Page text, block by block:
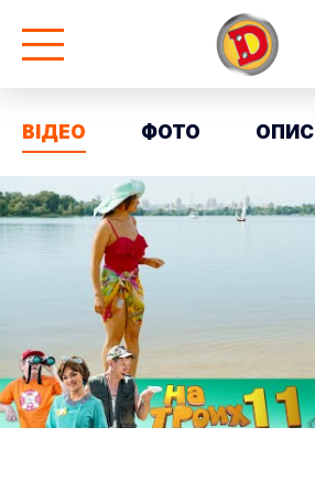
ВІДЕО ФОТО ОПИС